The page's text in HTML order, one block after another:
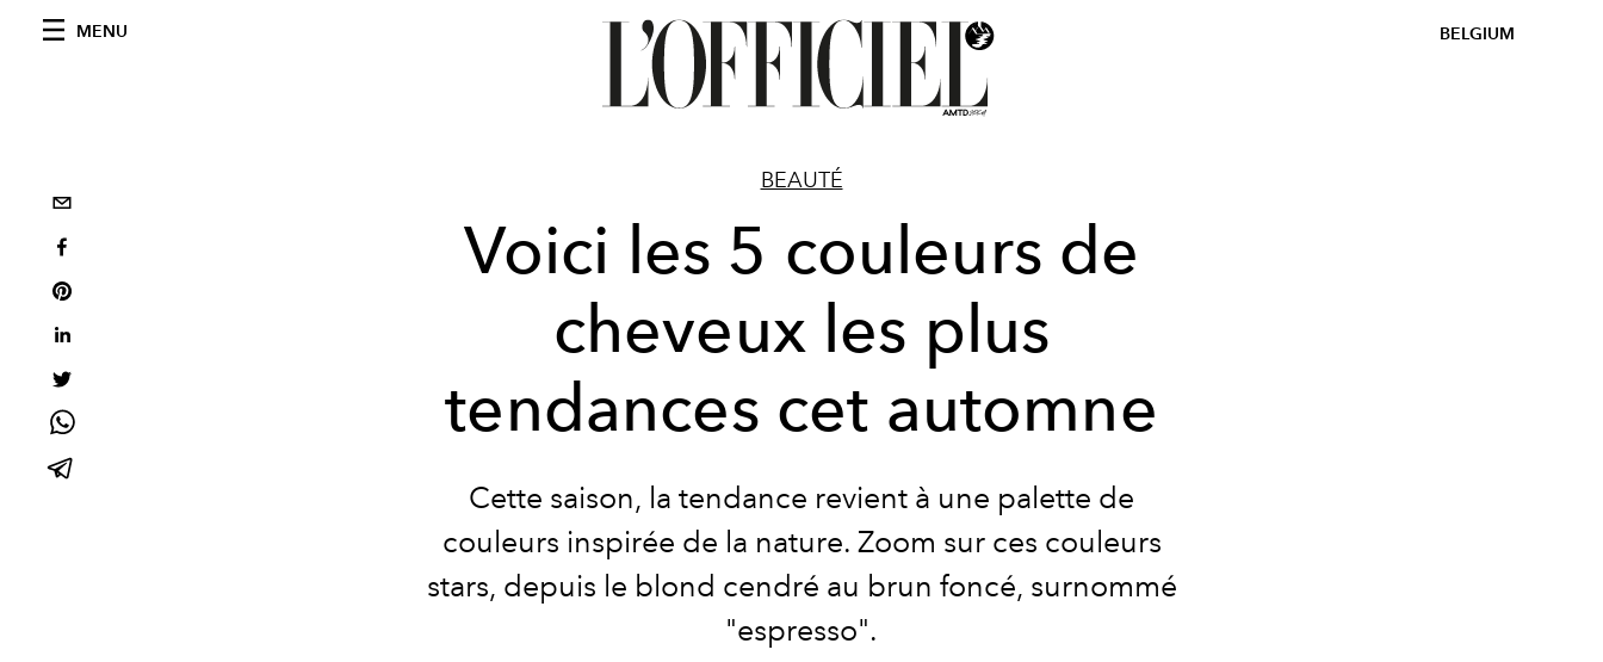
MENU BELGIUM
BEAUTÉ
Voici les 5 couleurs de
cheveux les plus
tendances cet automne
Cette saison, la tendance revient à une palette de
couleurs inspirée de la nature. Zoom sur ces couleurs
stars, depuis le blond cendré au brun foncé, surnommé
"espresso".